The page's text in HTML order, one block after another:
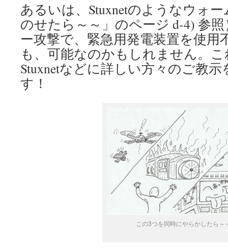
あるいは、Stuxnetのようなウォ
のせたら～～」のページ d-4) 参
ー攻撃で、緊急用発電装置を使用
も、可能なのかもしれません。
Stuxnetなどに詳しい方々のご教
す！
この3つを同時にやらかしたら～